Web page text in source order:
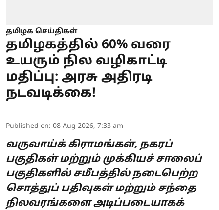
தமிழக செய்திகள்
தமிழகத்தில் 60% வரை
உயரும் நில வழிகாட்டி
மதிப்பு: அரசு அதிரடி
நடவடிக்கை!
Published on: 08 Aug 2026, 7:33 am
வருவாய்க் கிராமங்கள், நகரப்
பகுதிகள் மற்றும் முக்கியச் சாலைப்
பகுதிகளில் சமீபத்தில் நடைபெற்ற
சொத்துப் பதிவுகள் மற்றும் சந்தை
நிலவரங்களை அடிப்படையாகக்